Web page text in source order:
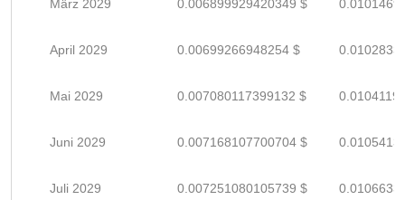
März 2029 0.006899929420349 $
April 2029 0.00699266948254 $
Mai 2029 0.007080117399132 $
Juni 2029 0.007168107700704 $
Juli 2029 0.007251080105739 $